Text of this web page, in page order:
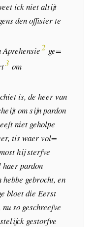
ick niet altijt
den offisier te
2 ge=
3 om
is, de heer van
om sijn pardon
niet geholpe
tis waer vol=
hij sterfve
pardon
gebrocht, en
bloet die Eerst
so geschreefve
gestorfve